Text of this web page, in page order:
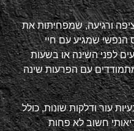
ורגיעה, שמפחיתות את
הנפשי שמגיע עם חיי
לפני השינה או בשעות
עם הפרעות שינה
עור ודלקות שונות, כולל
חשוב לא פחות